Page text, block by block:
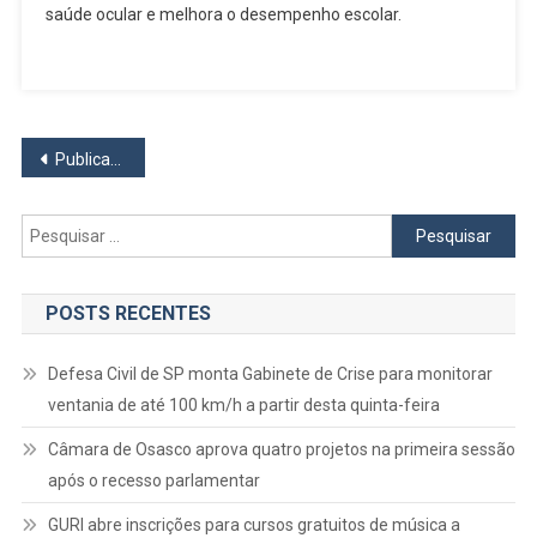
Viver”
Osasco
saúde ocular e melhora o desempenho escolar.
Navegação
por
posts
Publicações mais antigas
Pesquisar
por:
POSTS RECENTES
Defesa Civil de SP monta Gabinete de Crise para monitorar
ventania de até 100 km/h a partir desta quinta-feira
Câmara de Osasco aprova quatro projetos na primeira sessão
após o recesso parlamentar
GURI abre inscrições para cursos gratuitos de música a